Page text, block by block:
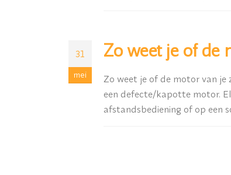
31
mei
Zo weet je of de
Zo weet je of de motor van je
een defecte/kapotte motor.
afstandsbediening of op een